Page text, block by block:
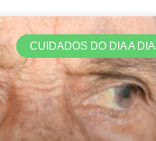
CUIDADOS DO DIA A DIA